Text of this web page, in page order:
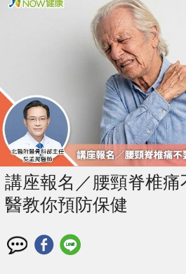
講座報名／腰頸脊椎
醫教你預防保健